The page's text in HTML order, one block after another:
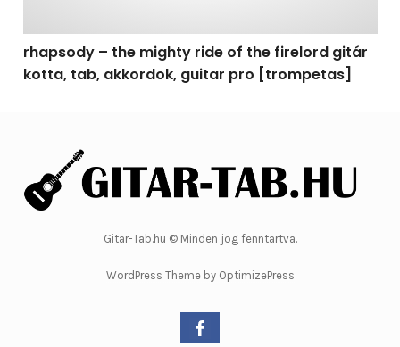
rhapsody – the mighty ride of the firelord gitár
kotta, tab, akkordok, guitar pro [trompetas]
Gitar-Tab.hu © Minden jog fenntartva.
WordPress Theme by OptimizePress